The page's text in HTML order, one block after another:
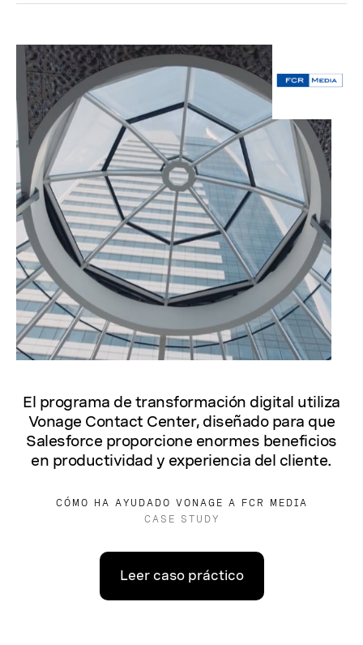
El programa de transformación digital utiliza
Vonage Contact Center, diseñado para que
Salesforce proporcione enormes beneficios
en productividad y experiencia del cliente.
CÓMO HA AYUDADO VONAGE A FCR MEDIA
CASE STUDY
Leer caso práctico